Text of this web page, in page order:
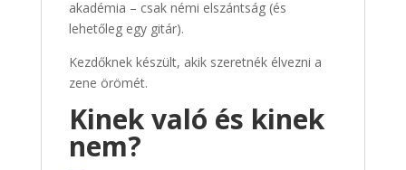
akadémia – csak némi elszántság (és
lehetőleg egy gitár).
Kezdőknek készült, akik szeretnék élvezni a
zene örömét.
Kinek való és kinek
nem?